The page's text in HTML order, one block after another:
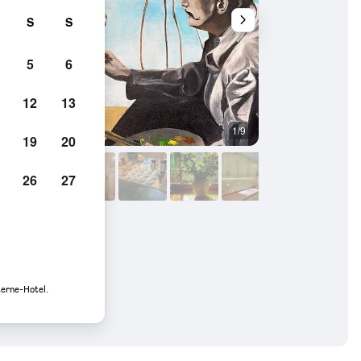
1/9
S S
5 6
12 13
19 20
26 27
Hotel.